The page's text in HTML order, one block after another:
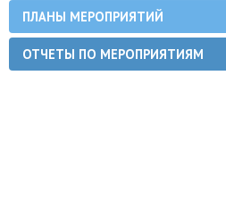
ПЛАНЫ МЕРОПРИЯТИЙ
ОТЧЕТЫ ПО МЕРОПРИЯТИЯМ